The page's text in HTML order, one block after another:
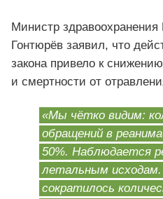
Министр
Гонтюрёв заявил, что
закона привело к
и смертности от
«Мы чётко видим:
обращений в
50%. Наблюдается
летальным
сократилось